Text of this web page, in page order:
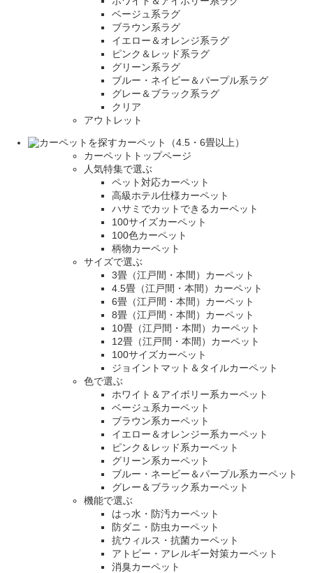
ベージュ系ラグ
ブラウン系ラグ
イエロー＆オレンジ系ラグ
ピンク＆レッド系ラグ
グリーン系ラグ
ブルー・ネイビー＆パープル系ラグ
グレー＆ブラック系ラグ
クリア
アウトレット
カーペット（4.5・6畳以上）
カーペットトップページ
人気特集で選ぶ
ペット対応カーペット
高級ホテル仕様カーペット
ハサミでカットできるカーペット
100サイズカーペット
100色カーペット
柄物カーペット
サイズで選ぶ
3畳（江戸間・本間）カーペット
4.5畳（江戸間・本間）カーペット
6畳（江戸間・本間）カーペット
8畳（江戸間・本間）カーペット
10畳（江戸間・本間）カーペット
12畳（江戸間・本間）カーペット
100サイズカーペット
ジョイントマット＆タイルカーペット
色で選ぶ
ホワイト＆アイボリー系カーペット
ベージュ系カーペット
ブラウン系カーペット
イエロー＆オレンジー系カーペット
ピンク＆レッド系カーペット
グリーン系カーペット
ブルー・ネービー＆パープル系カーペット
グレー＆ブラック系カーペット
機能で選ぶ
はっ水・防汚カーペット
防ダニ・防虫カーペット
抗ウィルス・抗菌カーペット
アトピー・アレルギー対策カーペット
消臭カーペット